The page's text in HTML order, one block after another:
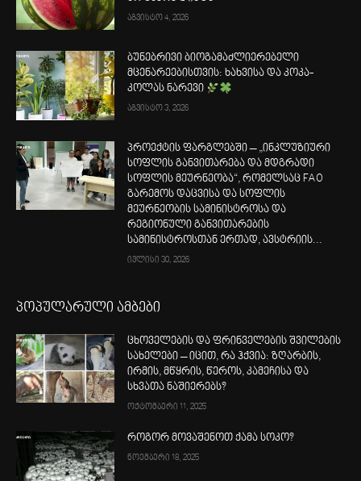
აგვისტო 4, 2026
ბუნებრივი ბიოგამაძლიერებელი
მცენარეებისთვის: ხახვისა და კოკა-
კოლას ნარევი
აგვისტო 3, 2026
პროექტის ფარგლებში – „ინკლუზიური
სოფლის განვითარება და მდგრადი
სოფლის მეურნეობა“, რომელსაც FAO
გარემოს დაცვისა და სოფლის
მეურნეობის სამინისტროსა და
რეგიონული განვითარების
სამინისტროსთან ერთად, ავსტრიის...
ივლისი 30, 2026
პოპულარული ამბები
ცხოველების და ფრინველების შვილების
სახელები – იცით, რა ჰქვია: ზღარბის,
ირმის, მწყრის, წეროს, კამეჩისა და
სხვათა ნაშიერებს?
ოქტომბერი 11, 2025
როგორ მოვაშენოთ ქამა სოკო?
ნოემბერი 18, 2025